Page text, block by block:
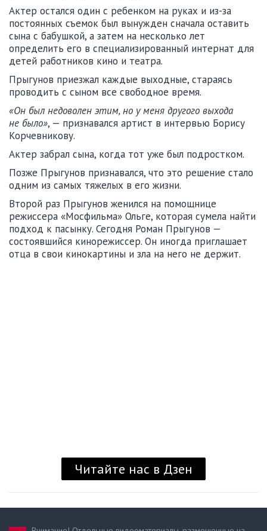
Актер остался один с ребенком на руках и из-за
постоянных съемок был вынужден сначала оставить
сына с бабушкой, а затем на несколько лет
определить его в специализированный интернат для
детей работников кино и театра.
Прыгунов приезжал каждые выходные, стараясь
проводить с сыном все свободное время.
«Он был недоволен этим, но у меня другого выхода
не было», — признавался артист в интервью Борису
Корчевникову.
Актер забрал сына, когда тот уже был подростком.
Позже Прыгунов признавался, что это решение стало
одним из самых тяжелых в его жизни.
Второй раз Прыгунов женился на помощнице
режиссера «Мосфильма» Ольге, которая сумела найти
подход к пасынку. Сегодня Роман Прыгунов —
состоявшийся кинорежиссер. Он иногда приглашает
отца в свои кинокартины и зла на него не держит.
Читайте нас в Дзен